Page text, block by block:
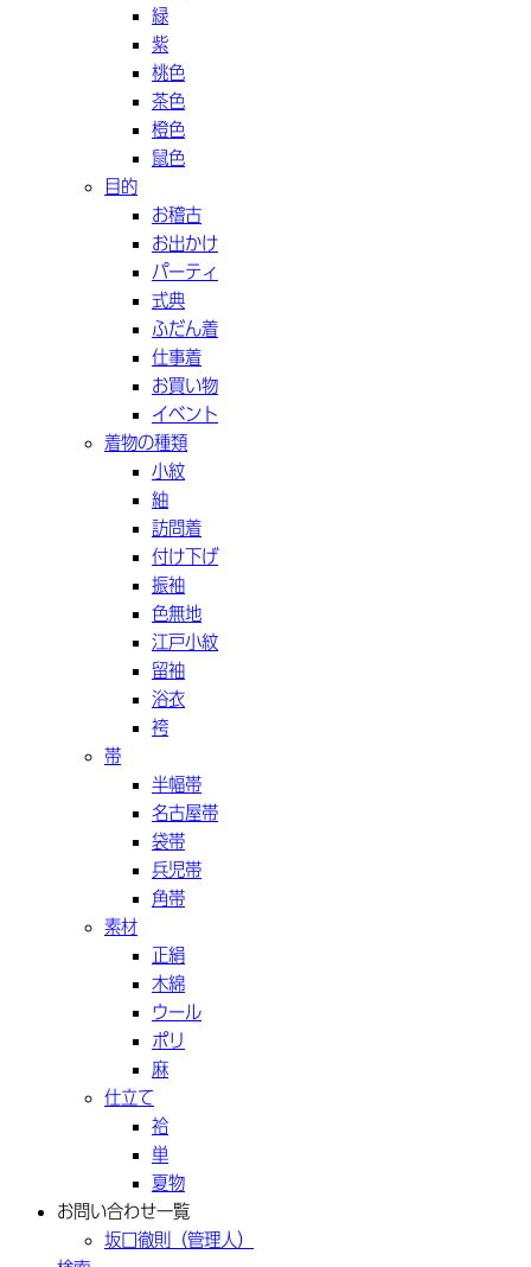
緑
紫
桃色
茶色
橙色
鼠色
目的
お稽古
お出かけ
パーティ
式典
ふだん着
仕事着
お買い物
イベント
着物の種類
小紋
紬
訪問着
付け下げ
振袖
色無地
江戸小紋
留袖
浴衣
袴
帯
半幅帯
名古屋帯
袋帯
兵児帯
角帯
素材
正絹
木綿
ウール
ポリ
麻
仕立て
袷
単
夏物
お問い合わせ一覧
坂口徹則（管理人）